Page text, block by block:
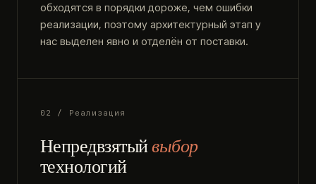
обходятся в порядки дороже, чем ошибки
реализации, поэтому архитектурный этап у
нас выделен явно и отделён от поставки.
02 / Реализация
Непредвзятыйвыбор
технологий